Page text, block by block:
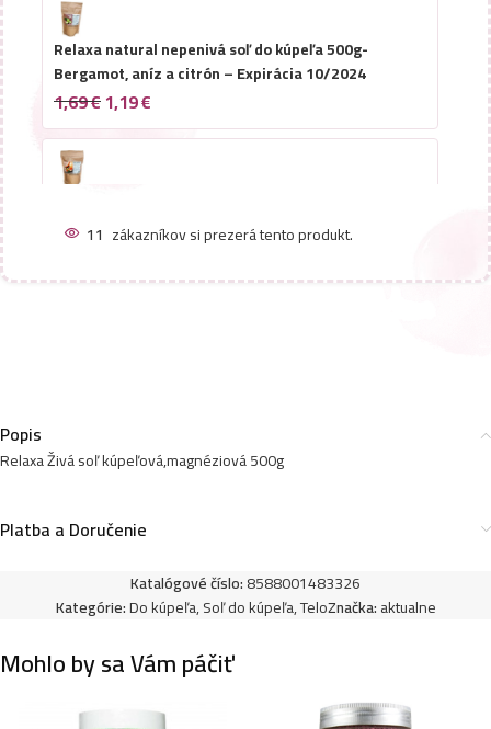
Relaxa natural nepenivá soľ do kúpeľa 500g-
Bergamot, aníz a citrón – Expirácia 10/2024
1,69€1,19€
Grapefruit a Mäta – Expirácia 10/2024
11 zákazníkov si prezerá tento produkt.
Popis
Relaxa Živá soľ kúpeľová,magnéziová 500g
Platba a Doručenie
Katalógové číslo:8588001483326
Kategórie:Do kúpeľa,Soľ do kúpeľa,TeloZnačka:aktualne
Mohlo by sa Vám páčiť